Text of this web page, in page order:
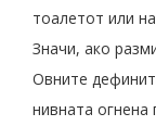
тоалетот или
Значи, ако
Овните
нивната огнена